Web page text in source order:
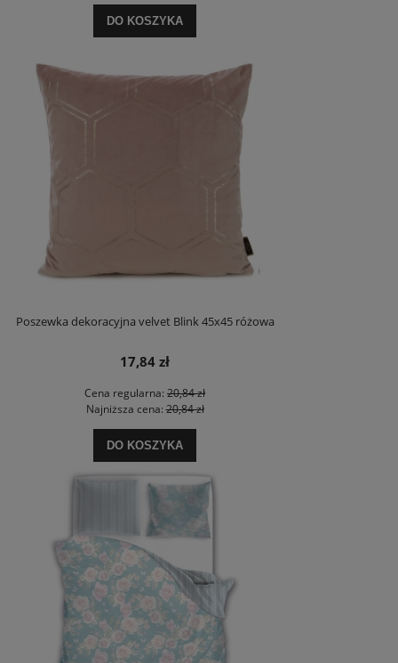
DO KOSZYKA
Poszewka dekoracyjna velvet Blink 45x45 różowa
17,84 zł
Cena regularna: 20,84 zł
Najniższa cena:20,84 zł
DO KOSZYKA